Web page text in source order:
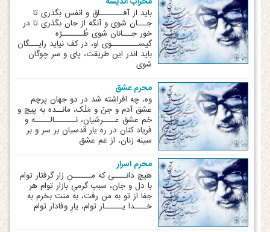
باید از آفــــــــاق و انفس بگذری تا
جـــان شوی و آنگه از جان بگذری تا در
خور جـــانان شوی طُـــــــرّه
گیســـــــــوی او، در کف نیاید رایـــگان
باید اندر این طریقت، پای و سر چوگان
شوی
محرم عشق
وه، چه افراشته شد در دو جهان پرچم
عشق آدم و جنّ و مَلَک، مانــده به پیچ و
خم عشق عــــرشیان، نـــــــالـــــه و
فریاد کنان در ره یار قدسیان بر سر و بر
سینه زنان، از غم عشق
محرم اسرار
هیچ دانــــی که مــــــنِ زار گرفتار توام
با دل و جان، سببِ گرمیِ بازار توام هر
جفا از تو به من رفت، به منت بخرم به
خــــدا یــــــار توام، یارِ وفادار توام